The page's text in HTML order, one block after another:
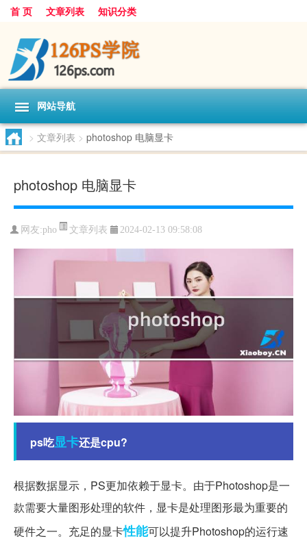
首 页 文章列表 知识分类
网站导航
> 文章列表 > photoshop 电脑显卡
photoshop 电脑显卡
网友:pho 文章列表 2024-02-13 09:58:08
ps吃显卡还是cpu?
根据数据显示，PS更加依赖于显卡。由于Photoshop是一
款需要大量图形处理的软件，显卡是处理图形最为重要的
硬件之一。充足的显卡性能可以提升Photoshop的运行速